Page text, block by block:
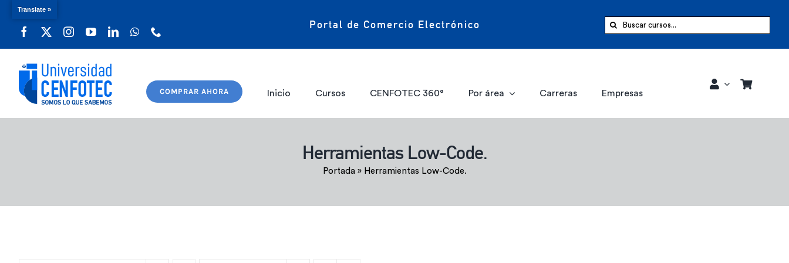
Portal de Comercio Electrónico Buscar:
COMPRAR AHORA Inicio Cursos CENFOTEC 360° Por área Carreras Empresas
Herramientas Low-Code.
Portada» Herramientas Low-Code.
Translate »